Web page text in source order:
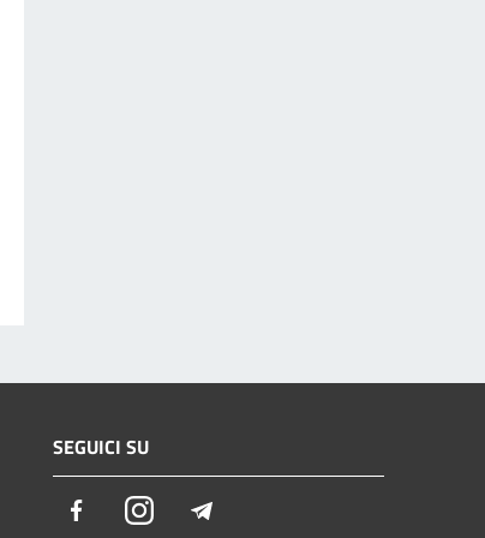
SEGUICI SU
FacebookInstagram